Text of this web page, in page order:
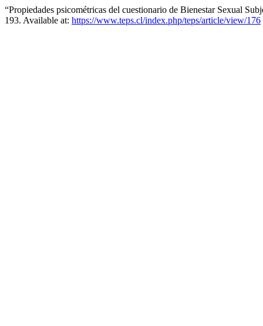
“Propiedades psicométricas del cuestionario de Bienestar Sexual
193. Available at: https://www.teps.cl/index.php/teps/article/view/176